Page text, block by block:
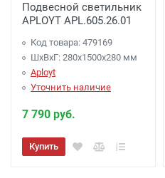
Подвесной светильник
APLOYT APL.605.26.01
Код товара: 479169
ШхВхГ: 280x1500x280 мм
Aployt
Уточнить наличие
7 790 руб.
Купить